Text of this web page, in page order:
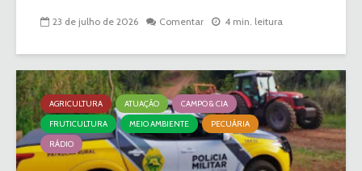
23 de julho de 2026 Comentar 4 min. leitura
AGRICULTURA ATUAÇÃO
CAMPO & CIA
FRUTICULTURA
MEIO AMBIENTE
PECUÁRIA
RÁDIO